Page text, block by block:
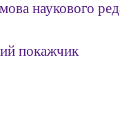
наукового
покажчик